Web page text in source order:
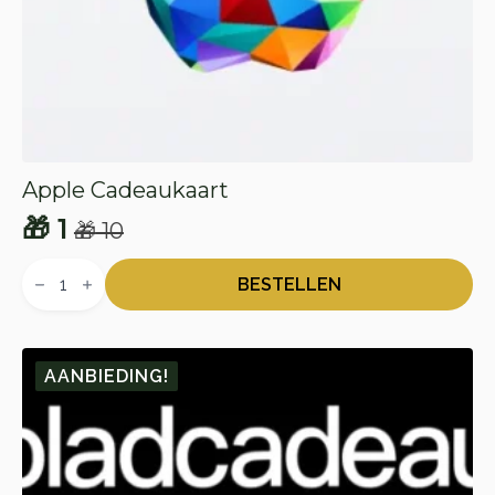
Apple Cadeaukaart
🎁10
Oorspronkelijke
prijs
🎁 10.
🎁 1
Huidige
prijs
🎁 1.
Cadeaukaart
BESTELLEN
AANBIEDING!